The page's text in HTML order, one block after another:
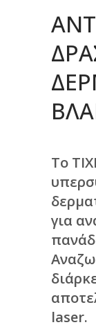
Το
για
laser.